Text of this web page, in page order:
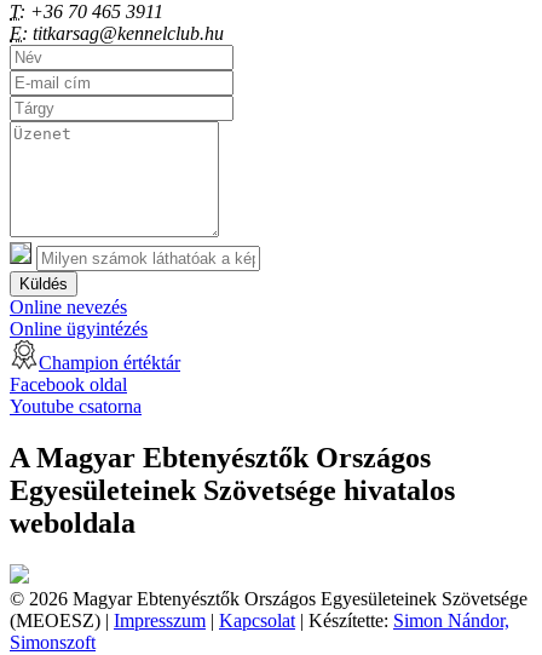
T: +36 70 465 3911
E: titkarsag@kennelclub.hu
Küldés
Online nevezés
Online ügyintézés
Champion értéktár
Facebook oldal
Youtube csatorna
A Magyar Ebtenyésztők Országos
Egyesületeinek Szövetsége hivatalos
weboldala
© 2026 Magyar Ebtenyésztők Országos Egyesületeinek Szövetsége
(MEOESZ) | Impresszum | Kapcsolat | Készítette: Simon Nándor,
Simonszoft